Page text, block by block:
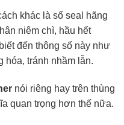
khác là số seal hãng
niêm chì, hầu hết
đến thông số này như
hóa, tránh nhầm lẫn.
nói riêng hay trên thùng
quan trọng hơn thế nữa.